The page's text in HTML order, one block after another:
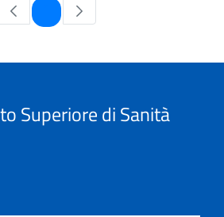
Pagina
Superiore di Sanità